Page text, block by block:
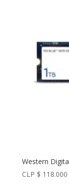
Western
CLP $ 118.000